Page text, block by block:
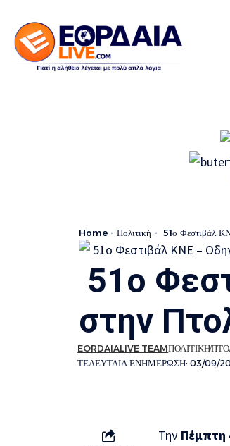
Home - Πολιτική - 51ο Φεστιβάλ
51ο
στην
ΤΕΛΕΥΤΑΊΑ ΕΝΗΜΈΡΩΣΗ: 03/09/
EORDAIALIVE TEAMΠΟΛΙΤΙΚΉ
Την Πέμπτη